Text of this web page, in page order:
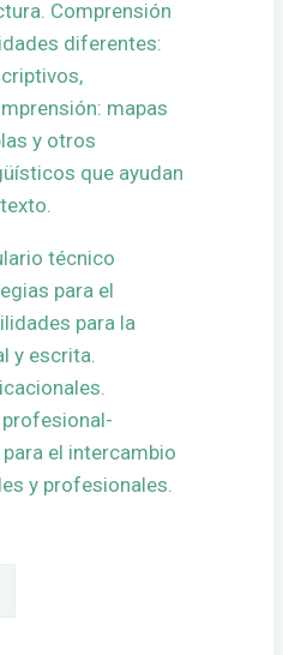
Comprensión
diferentes:
mapas
y otros
que ayudan
técnico
para el
para la
y escrita.
el intercambio
y profesionales.